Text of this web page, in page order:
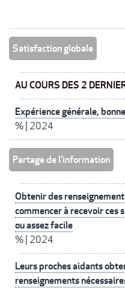
Satisfaction globale
AU COURS DES 2
Expérience générale,
% 2024
Partage de l'information
Obtenir des
commencer à recevoir ces
ou assez facile
% 2024
Leurs proches aidants
renseignements